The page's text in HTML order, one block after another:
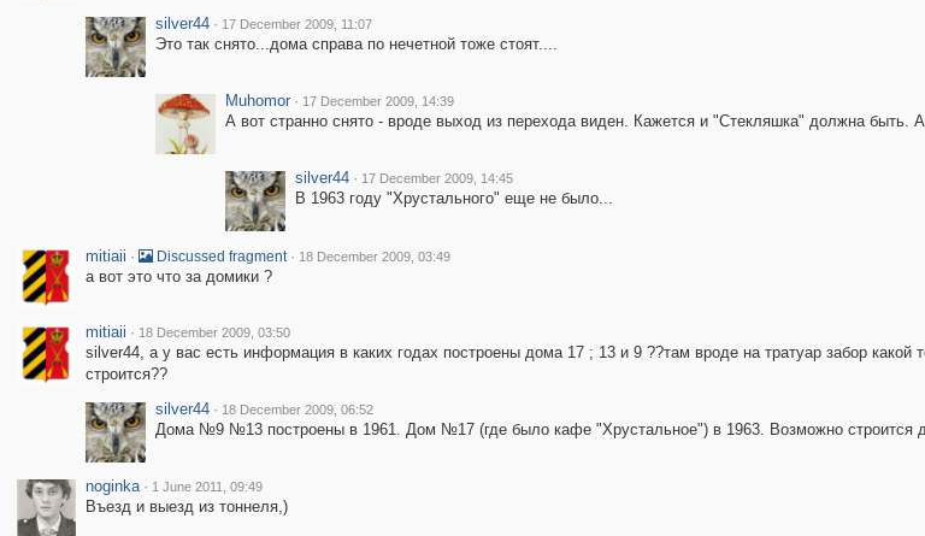
silver44 · 17 December 2009, 11:07
Это так снято...дома справа по нечетной тоже стоят....
Muhomor · 17 December 2009, 14:39
А вот странно снято - вроде выход из перехода виден. Кажется и "Стекляшка" должна быть.
silver44 · 17 December 2009, 14:45
В 1963 году "Хрустального" еще не было...
mitiaii · Discussed fragment · 18 December 2009, 03:49
а вот это что за домики ?
mitiaii · 18 December 2009, 03:50
silver44, а у вас есть информация в каких годах построены дома 17 ; 13 и 9 ??там вроде на тратуар забор какой
строится??
silver44 · 18 December 2009, 06:52
Дома №9 №13 построены в 1961. Дом №17 (где было кафе "Хрустальное") в 1963. Возможно строится
noginka · 1 June 2011, 09:49
Въезд и выезд из тоннеля,)